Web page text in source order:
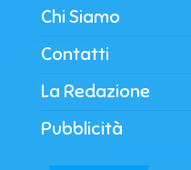
Chi Siamo
Contatti
La Redazione
Pubblicità